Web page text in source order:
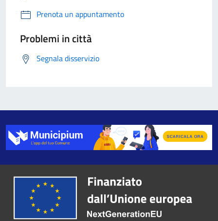
Prenota un appuntamento
Problemi in città
Segnala disservizio